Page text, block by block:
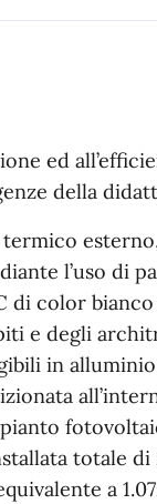
ed
della
l’uso di
di color
e degli
in
totale
a